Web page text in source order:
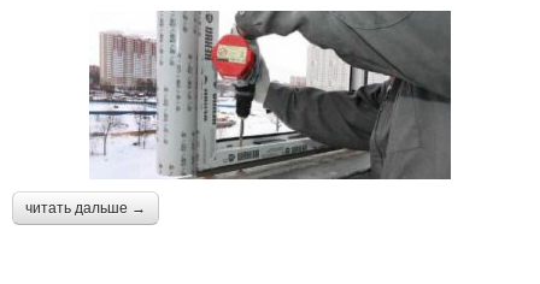
читать дальше →